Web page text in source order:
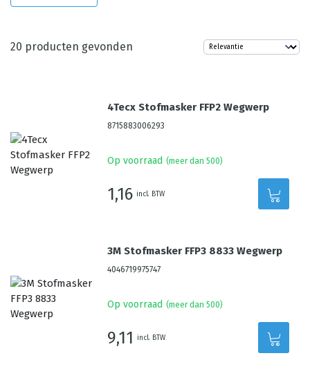
20 producten gevonden
4Tecx Stofmasker FFP2 Wegwerp
8715883006293
Op voorraad (meer dan 500)
1,16 incl. BTW
3M Stofmasker FFP3 8833 Wegwerp
4046719975747
Op voorraad (meer dan 500)
9,11 incl. BTW